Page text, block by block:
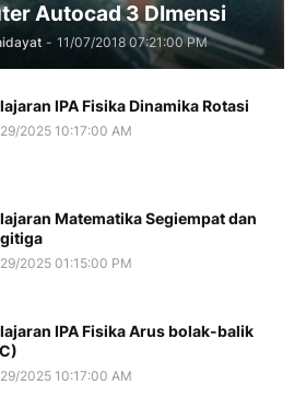
Autocad 3 DImensi
- 11/07/2018 07:21:00 PM
IPA Fisika Dinamika Rotasi
2025 10:17:00 AM
Matematika Segiempat dan
2025 01:15:00 PM
IPA Fisika Arus bolak-balik
2025 10:17:00 AM